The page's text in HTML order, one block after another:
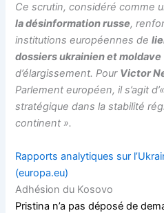
Ce scrutin, considéré comme
la désinformation russe,
institutions européennes de
dossiers ukrainien et moldave
d’élargissement.Pour Victor
Parlement européen, il s’agit
stratégique dans la stabilité
continent ».
Rapports analytiques sur
(europa.eu)
Adhésion du Kosovo
Pristina n’a pas déposé de